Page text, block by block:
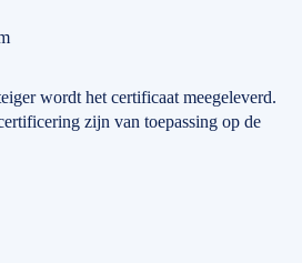
wordt het certificaat meegeleverd.
zijn van toepassing op de